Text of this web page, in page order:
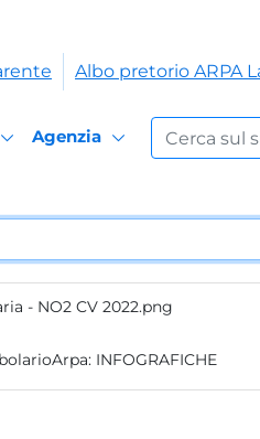
Albo pretorio ARPA
Agenzia
Cerca nel
- NO2 CV 2022.png
INFOGRAFICHE